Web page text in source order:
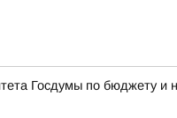
Госдумы по бюджету и